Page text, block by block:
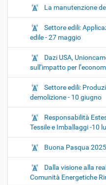
La manutenzione
Settore edili:
edile - 27 maggio
Dazi USA,
sull’impatto per
Settore edili:
demolizione - 10 giugno
Responsabilità
Tessile e Imballaggi -10
Buona Pasqua 2025
Dalla visione alla
Comunità Energetiche